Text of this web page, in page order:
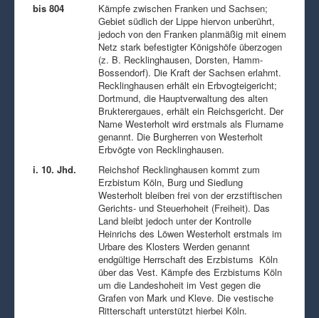
bis 804
Kämpfe zwischen Franken und Sachsen;
Gebiet südlich der Lippe hiervon unberührt,
jedoch von den Franken planmäßig mit einem
Netz stark befestigter Königshöfe überzogen
(z. B. Recklinghausen, Dorsten, Hamm-
Bossendorf). Die Kraft der Sachsen erlahmt.
Recklinghausen erhält ein Erbvogteigericht;
Dortmund, die Hauptverwaltung des alten
Brukterergaues, erhält ein Reichsgericht. Der
Name Westerholt wird erstmals als Flurname
genannt. Die Burgherren von Westerholt
Erbvögte von Recklinghausen.
i. 10. Jhd.
Reichshof Recklinghausen kommt zum
Erzbistum Köln, Burg und Siedlung
Westerholt bleiben frei von der erzstiftischen
Gerichts- und Steuerhoheit (Freiheit). Das
Land bleibt jedoch unter der Kontrolle
Heinrichs des Löwen Westerholt erstmals im
Urbare des Klosters Werden genannt
endgültige Herrschaft des Erzbistums Köln
über das Vest. Kämpfe des Erzbistums Köln
um die Landeshoheit im Vest gegen die
Grafen von Mark und Kleve. Die vestische
Ritterschaft unterstützt hierbei Köln.